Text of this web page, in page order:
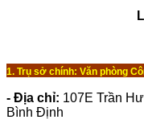
1. Trụ sở chính: Văn phòng
- Địa chỉ: 107E Trần
Bình Định